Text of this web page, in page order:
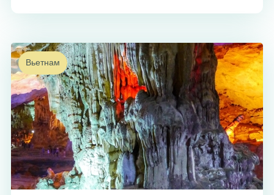
Вьетнам